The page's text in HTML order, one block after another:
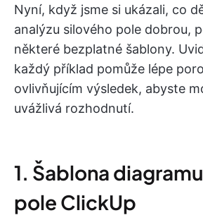
Nyní, když jsme si ukázali, co
analýzu silového pole dobrou,
některé bezplatné šablony.
každý příklad pomůže lépe
ovlivňujícím výsledek, abyste
uvážlivá rozhodnutí.
1. Šablona
pole ClickUp